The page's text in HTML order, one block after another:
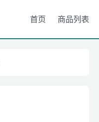
首页 商品列表